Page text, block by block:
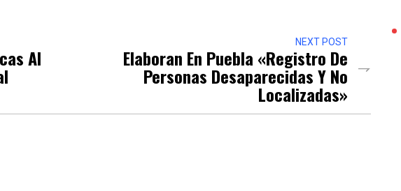
Al
NEXT POST
Elaboran En Puebla «Registro De
Personas Desaparecidas Y No
Localizadas»